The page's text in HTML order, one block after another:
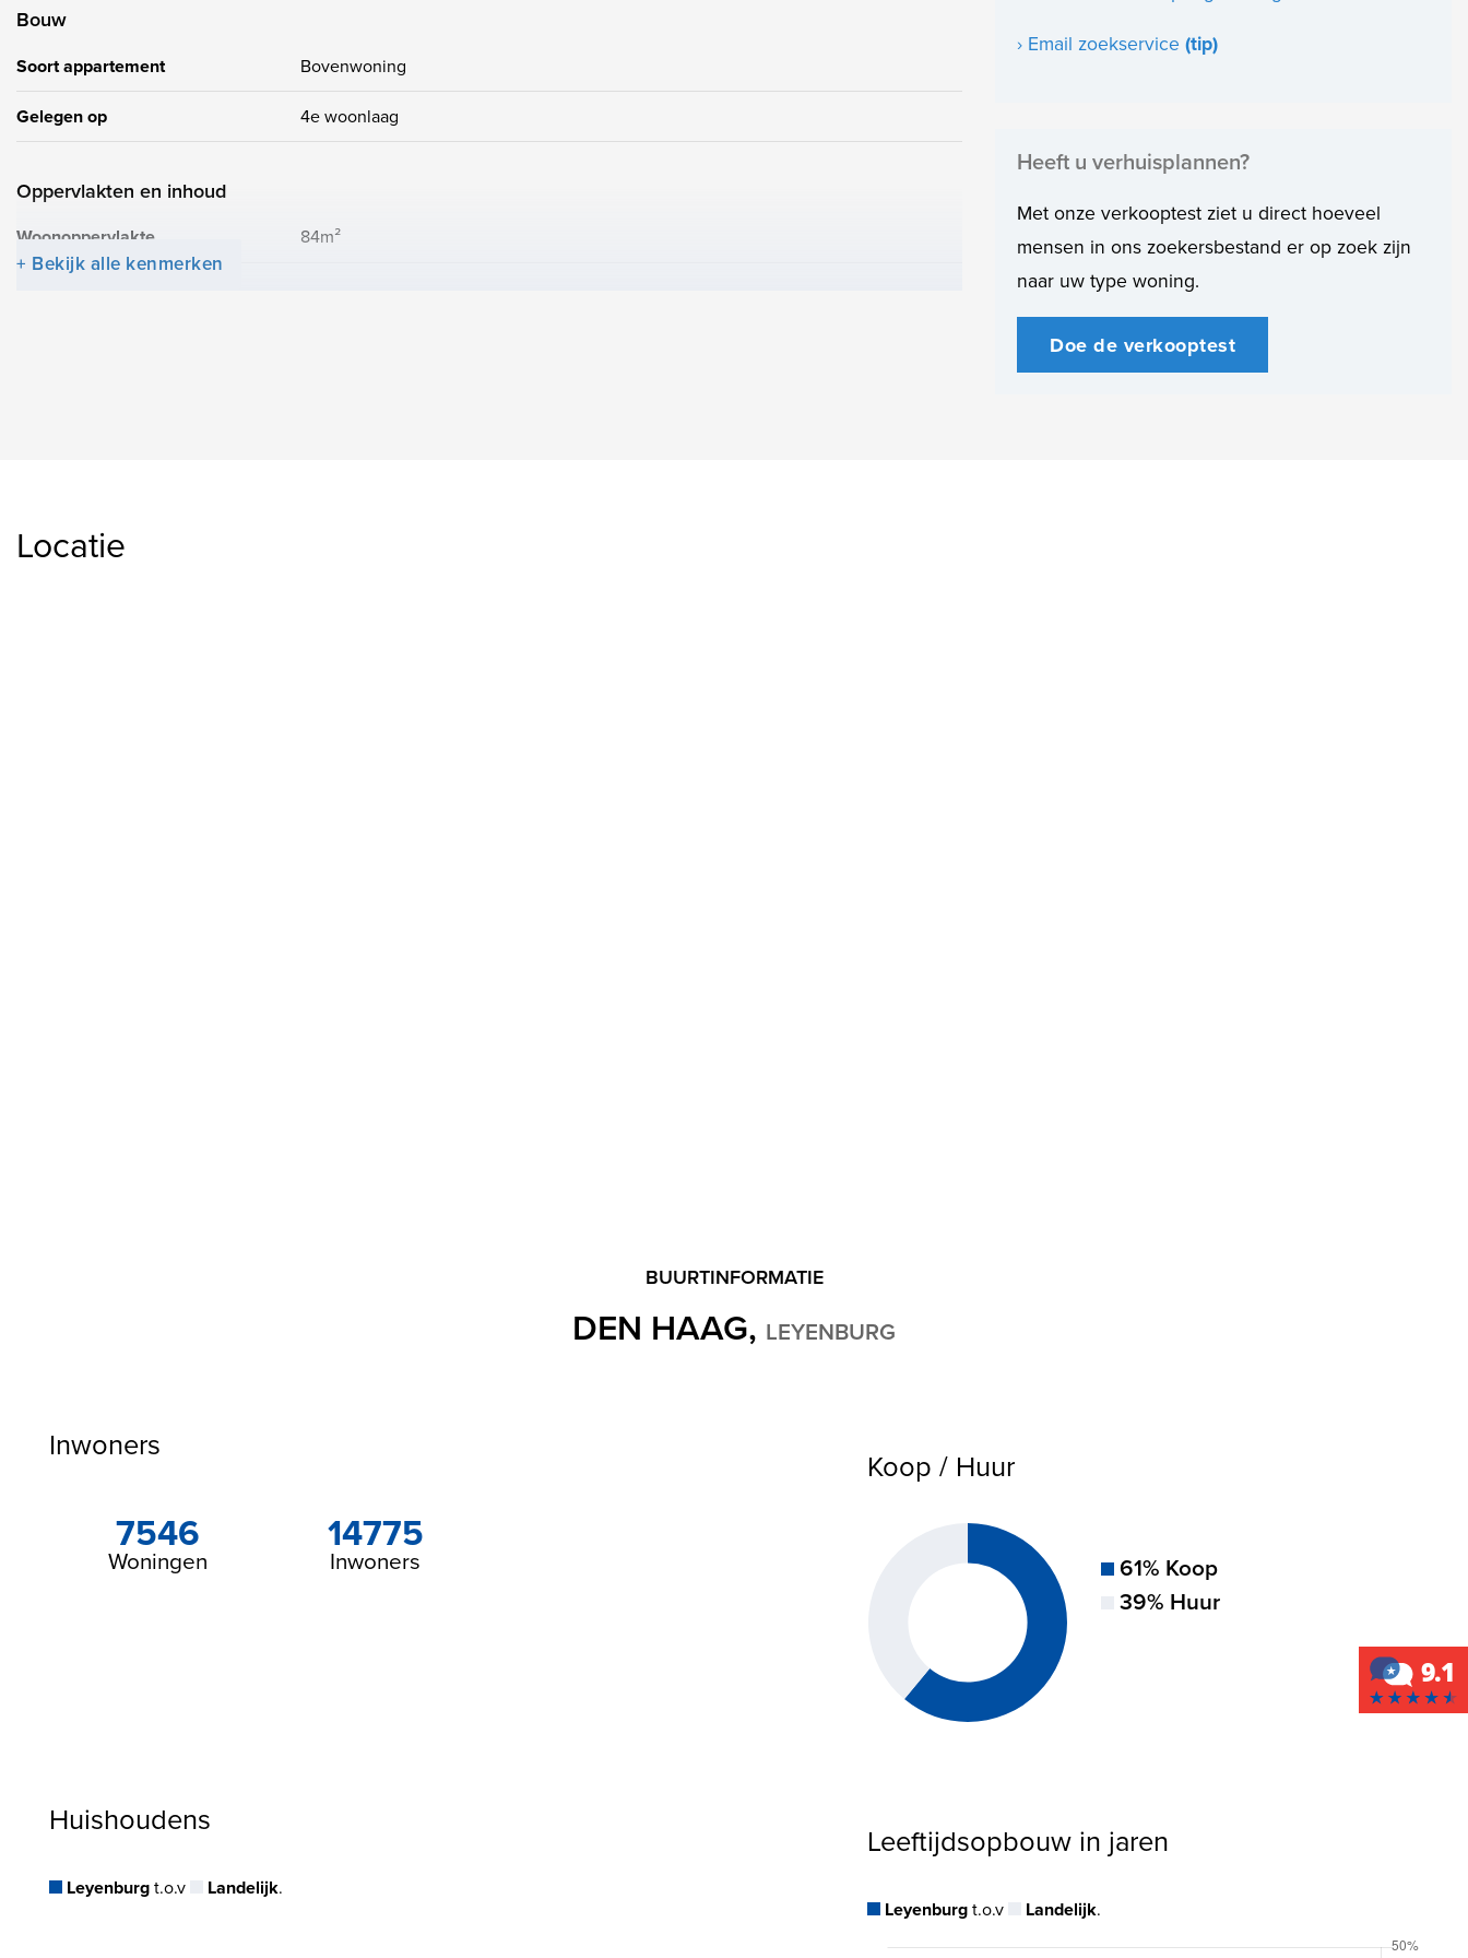
Bouw
Soort appartement Bovenwoning
Gelegen op 4e woonlaag
Oppervlakten en inhoud
Woonoppervlakte 84m²
+ Bekijk alle kenmerken
› Email zoekservice (tip)
Heeft u verhuisplannen?
Met onze verkooptest ziet u direct hoeveel
mensen in ons zoekersbestand er op zoek zijn
naar uw type woning.
Doe de verkooptest
Locatie
BUURTINFORMATIE
DEN HAAG, LEYENBURG
Inwoners
7546
Woningen
14775
Inwoners
Koop / Huur
61% Koop
39% Huur
Huishoudens
Leyenburg t.o.v Landelijk.
Leeftijdsopbouw in jaren
Leyenburg t.o.v Landelijk.